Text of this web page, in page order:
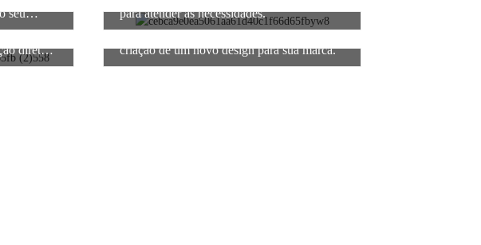
seu
para atender às necessidades.
direta
criação de um novo design para sua marca.